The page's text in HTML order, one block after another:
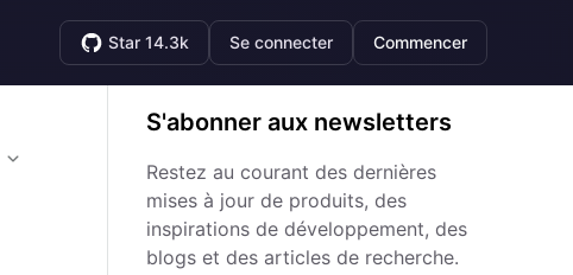
Star 14.3k Se connecter Commencer
S'abonner aux newsletters
Restez au courant des dernières
mises à jour de produits, des
inspirations de développement, des
blogs et des articles de recherche.